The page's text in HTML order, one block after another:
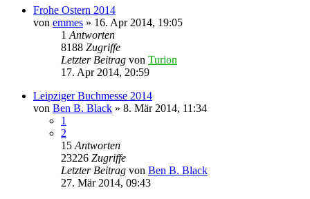
Frohe Ostern 2014
von emmes » 16. Apr 2014, 19:05
1 Antworten
8188 Zugriffe
Letzter Beitrag von Turion
17. Apr 2014, 20:59
Leipziger Buchmesse 2014
von Ben B. Black » 8. Mär 2014, 11:34
1
2
15 Antworten
23226 Zugriffe
Letzter Beitrag von Ben B. Black
27. Mär 2014, 09:43